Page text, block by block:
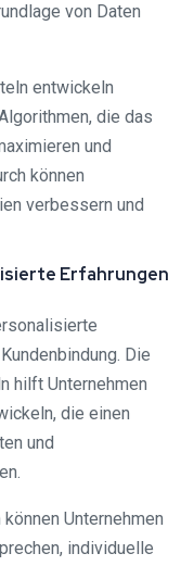
von Daten
entwickeln
die das
und
können
verbessern und
Erfahrungen
Die
hilft Unternehmen
die einen
und
Unternehmen
individuelle